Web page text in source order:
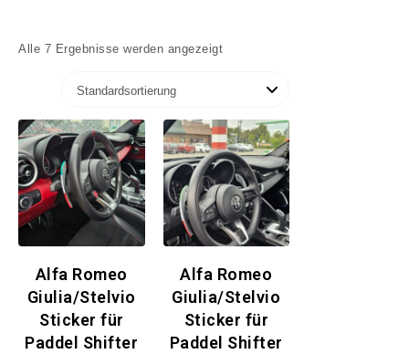
Alle 7 Ergebnisse werden angezeigt
Alfa Romeo
Giulia/Stelvio
Sticker für
Paddel Shifter
Alfa Romeo
Giulia/Stelvio
Sticker für
Paddel Shifter